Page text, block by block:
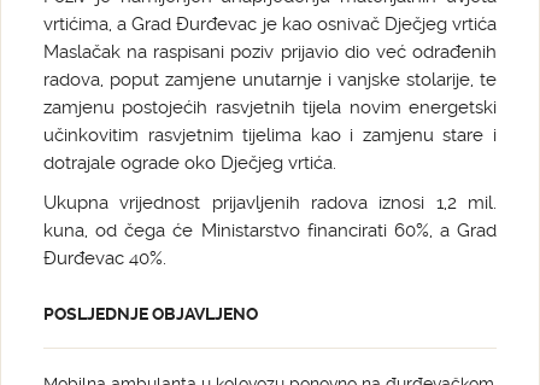
vrtićima, a Grad Đurđevac je kao osnivač Dječjeg vrtića
Maslačak na raspisani poziv prijavio dio već odrađenih
radova, poput zamjene unutarnje i vanjske stolarije, te
zamjenu postojećih rasvjetnih tijela novim energetski
učinkovitim rasvjetnim tijelima kao i zamjenu stare i
dotrajale ograde oko Dječjeg vrtića.
Ukupna vrijednost prijavljenih radova iznosi 1,2 mil.
kuna, od čega će Ministarstvo financirati 60%, a Grad
Đurđevac 40%.
POSLJEDNJE OBJAVLJENO